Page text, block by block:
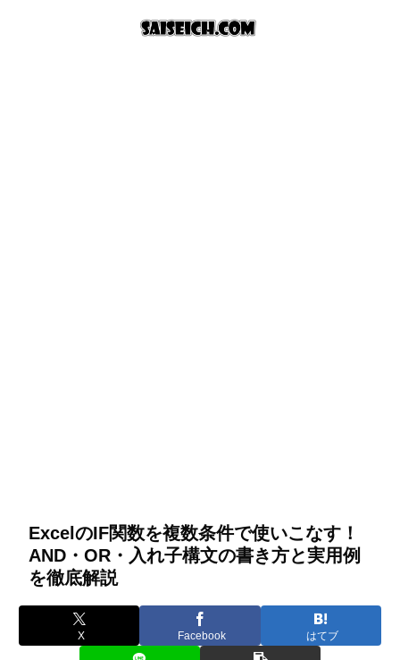
ExcelのIF関数を複数条件で使いこなす！
AND・OR・入れ子構文の書き方と実用例
を徹底解説
X Facebook はてブ